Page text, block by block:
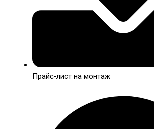
Прайс-лист на монтаж